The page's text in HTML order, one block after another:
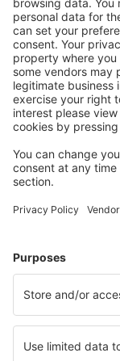
S námi
Atraktivní
uživatele.
Ubytování
Vyberte si z
Hotely in Frejus
Hotely v Nice